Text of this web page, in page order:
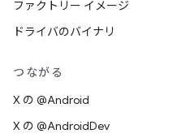
ファクトリー イメージ
ドライバのバイナリ
つながる
X の @Android
X の @AndroidDev